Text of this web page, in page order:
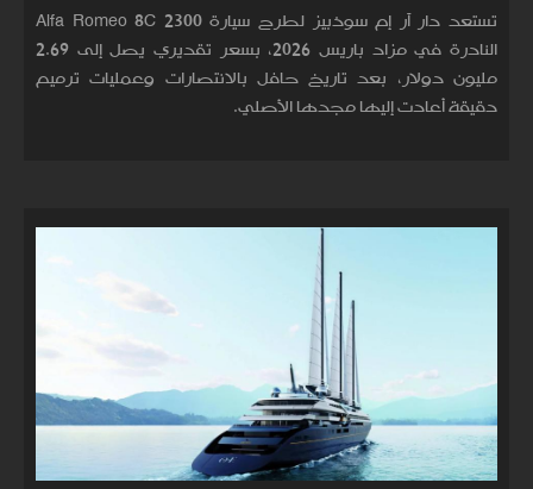
تستعد دار آر إم سوذبيز لطرح سيارة Alfa Romeo 8C 2300
النادرة في مزاد باريس 2026، بسعر تقديري يصل إلى 2.69
مليون دولار، بعد تاريخ حافل بالانتصارات وعمليات ترميم
دقيقة أعادت إليها مجدها الأصلي.